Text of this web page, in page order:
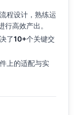
程设计，熟练运
行高效产出。
了10+个关键交
上的适配与实